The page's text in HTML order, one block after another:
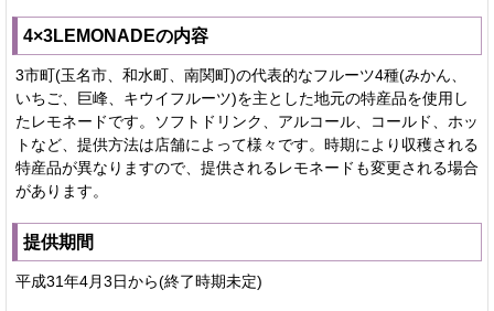
4×3LEMONADEの内容
3市町(玉名市、和水町、南関町)の代表的なフルーツ4種(みかん、
いちご、巨峰、キウイフルーツ)を主とした地元の特産品を使用し
たレモネードです。ソフトドリンク、アルコール、コールド、ホッ
トなど、提供方法は店舗によって様々です。時期により収穫される
特産品が異なりますので、提供されるレモネードも変更される場合
があります。
提供期間
平成31年4月3日から(終了時期未定)